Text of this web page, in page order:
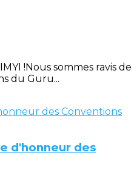
!Nous sommes ravis de
du Guru...
d'honneur des